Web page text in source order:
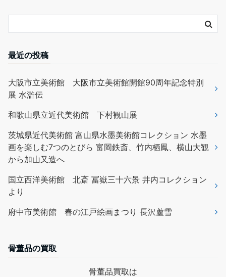
最近の投稿
大阪市立美術館 大阪市立美術館開館90周年記念特別
展 水滸伝
和歌山県立近代美術館 下村観山展
茨城県近代美術館 富山県水墨美術館コレクション 水墨
画を楽しむ7つのとびら 富岡鉄斎、竹内栖鳳、横山大観
から加山又造へ
国立西洋美術館 北斎 冨嶽三十六景 井内コレクション
より
府中市美術館 春の江戸絵画まつり 長沢蘆雪
骨董品の買取
骨董品買取は